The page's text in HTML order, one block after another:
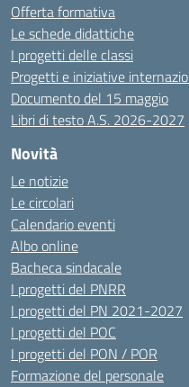
Offerta formativa
Le schede didattiche
I progetti delle classi
Progetti e iniziative
Documento del 15 maggio
Libri di testo A.S. 2026-2027
Novità
Le notizie
Le circolari
Calendario eventi
Albo online
Bacheca sindacale
I progetti del PNRR
I progetti del PN 2021-2027
I progetti del POC
I progetti del PON / POR
Formazione del personale